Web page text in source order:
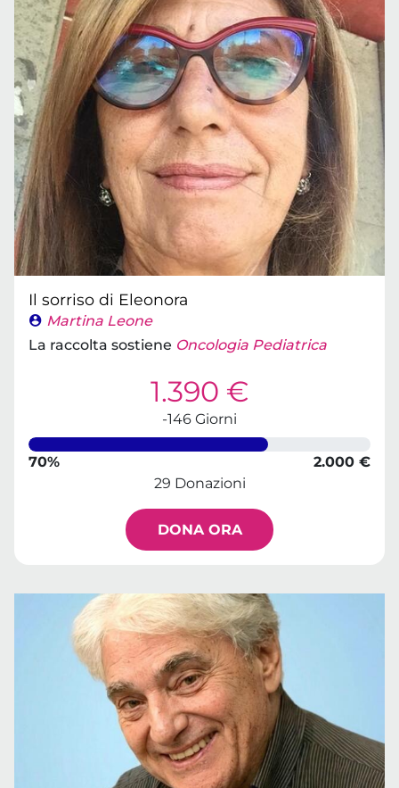
Il sorriso di Eleonora
Martina Leone
La raccolta sostiene Oncologia Pediatrica
1.390 €
-146 Giorni
70%
2.000 €
29 Donazioni
DONA ORA